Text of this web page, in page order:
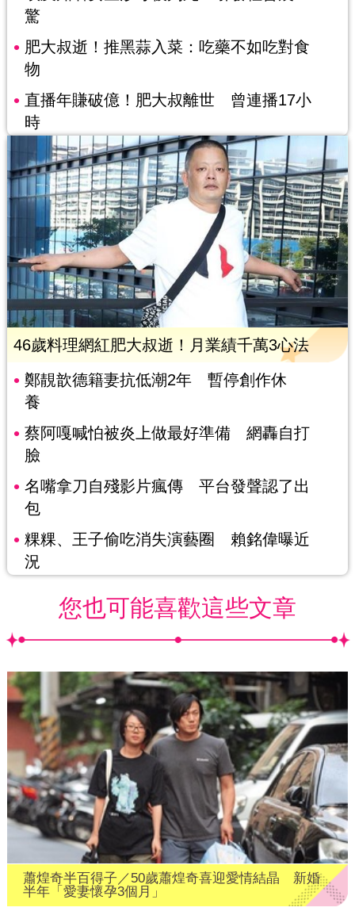
驚
肥大叔逝！推黑蒜入菜：吃藥不如吃對食
物
直播年賺破億！肥大叔離世 曾連播17小
時
46歲料理網紅肥大叔逝！月業績千萬3心法
鄭靚歆德籍妻抗低潮2年 暫停創作休
養
蔡阿嘎喊怕被炎上做最好準備 網轟自打
臉
名嘴拿刀自殘影片瘋傳 平台發聲認了出
包
粿粿、王子偷吃消失演藝圈 賴銘偉曝近
況
您也可能喜歡這些文章
蕭煌奇半百得子／50歲蕭煌奇喜迎愛情結晶 新婚
半年「愛妻懷孕3個月」